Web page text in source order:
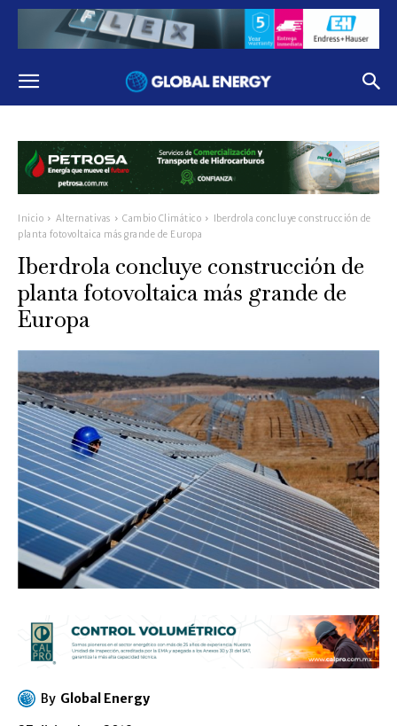
Inicio Alternativas Cambio Climático
Iberdrola concluye construcción de
planta fotovoltaica más grande de Europa
Iberdrola concluye construcción de
planta fotovoltaica más grande de
Europa
By Global Energy